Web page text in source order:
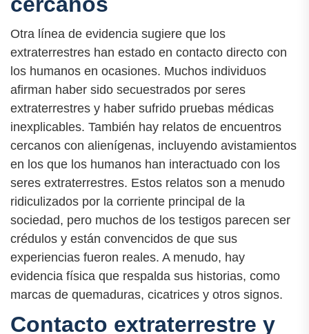
Otra línea de evidencia sugiere que los
extraterrestres han estado en contacto directo con
los humanos en ocasiones. Muchos individuos
afirman haber sido secuestrados por seres
extraterrestres y haber sufrido pruebas médicas
inexplicables. También hay relatos de encuentros
cercanos con alienígenas, incluyendo avistamientos
en los que los humanos han interactuado con los
seres extraterrestres. Estos relatos son a menudo
ridiculizados por la corriente principal de la
sociedad, pero muchos de los testigos parecen ser
crédulos y están convencidos de que sus
experiencias fueron reales. A menudo, hay
evidencia física que respalda sus historias, como
marcas de quemaduras, cicatrices y otros signos.
Contacto extraterrestre y